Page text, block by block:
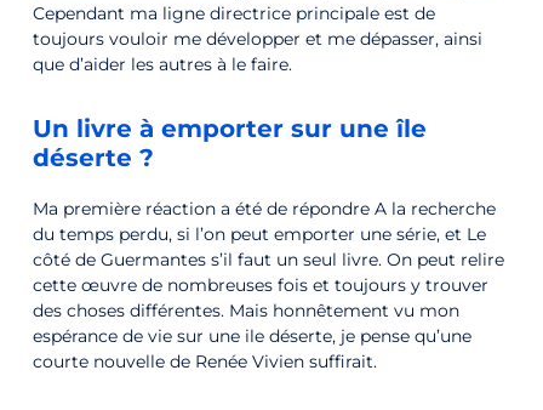
Cependant ma ligne directrice principale est de
toujours vouloir me développer et me dépasser, ainsi
que d’aider les autres à le faire.
Un livre à emporter sur une île
déserte ?
Ma première réaction a été de répondre A la recherche
du temps perdu, si l’on peut emporter une série, et Le
côté de Guermantes s’il faut un seul livre. On peut relire
cette œuvre de nombreuses fois et toujours y trouver
des choses différentes. Mais honnêtement vu mon
espérance de vie sur une ile déserte, je pense qu’une
courte nouvelle de Renée Vivien suffirait.